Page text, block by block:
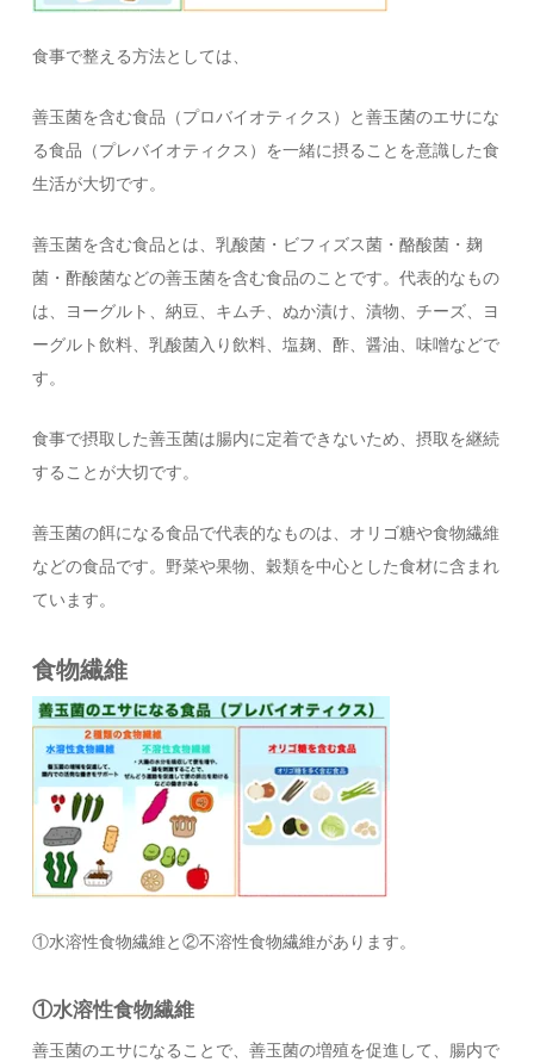
食事で整える方法としては、
善玉菌を含む食品（プロバイオティクス）と善玉菌のエサにな
る食品（プレバイオティクス）を一緒に摂ることを意識した食
生活が大切です。
善玉菌を含む食品とは、乳酸菌・ビフィズス菌・酪酸菌・麹
菌・酢酸菌などの善玉菌を含む食品のことです。代表的なもの
は、ヨーグルト、納豆、キムチ、ぬか漬け、漬物、チーズ、ヨ
ーグルト飲料、乳酸菌入り飲料、塩麹、酢、醤油、味噌などで
す。
食事で摂取した善玉菌は腸内に定着できないため、摂取を継続
することが大切です。
善玉菌の餌になる食品で代表的なものは、オリゴ糖や食物繊維
などの食品です。野菜や果物、穀類を中心とした食材に含まれ
ています。
食物繊維
①水溶性食物繊維と②不溶性食物繊維があります。
①水溶性食物繊維
善玉菌のエサになることで、善玉菌の増殖を促進して、腸内で